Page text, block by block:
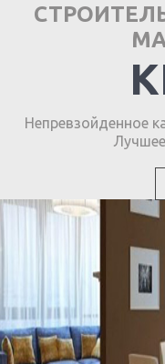
Непревзойденное